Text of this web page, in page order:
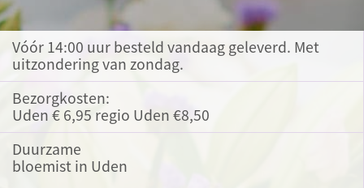
Vóór 14:00 uur besteldvandaag geleverd. Met
uitzondering van zondag.
Bezorgkosten:
Uden € 6,95 regio Uden €8,50
Duurzame
bloemist in Uden